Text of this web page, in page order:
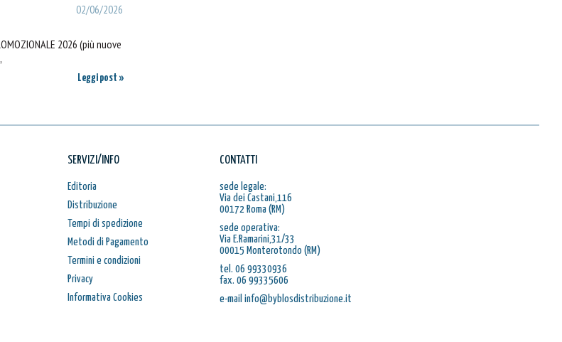
02/06/2026
2026 (più nuove
Leggi post »
SERVIZI/INFO
Editoria
Distribuzione
Tempi di spedizione
Metodi di Pagamento
Termini e condizioni
Privacy
Informativa Cookies
CONTATTI
sede legale:
Via dei Castani,116
00172 Roma (RM)
sede operativa:
Via E.Ramarini,31/33
00015 Monterotondo (RM)
tel. 06 99330936
fax. 06 99335606
e-mail info@byblosdistribuzione.it